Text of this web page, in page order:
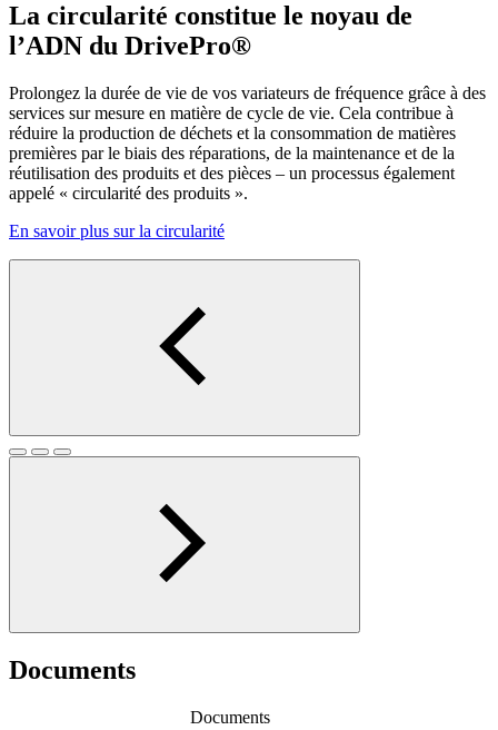
La circularité constitue le noyau de
l’ADN du DrivePro®
Prolongez la durée de vie de vos variateurs de fréquence grâce à des
services sur mesure en matière de cycle de vie. Cela contribue à
réduire la production de déchets et la consommation de matières
premières par le biais des réparations, de la maintenance et de la
réutilisation des produits et des pièces – un processus également
appelé « circularité des produits ».
En savoir plus sur la circularité
Documents
Documents